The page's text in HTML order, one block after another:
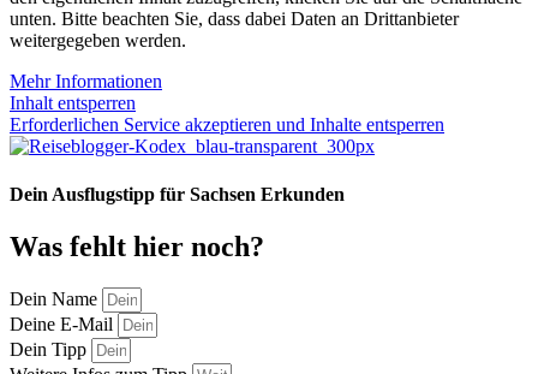
unten. Bitte beachten Sie, dass dabei Daten an Drittanbieter
weitergegeben werden.
Mehr Informationen
Inhalt entsperren
Erforderlichen Service akzeptieren und Inhalte entsperren
Dein Ausflugstipp für Sachsen Erkunden
Was fehlt hier noch?
Dein Name
Deine E-Mail
Dein Tipp